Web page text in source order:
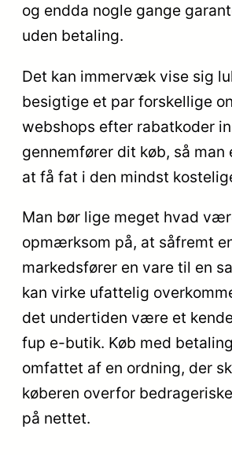
og endda nogle gange
uden betaling.
Det kan immervæk vise sig
besigtige et par forskellige
webshops efter rabatkoder
gennemfører dit køb, så man
at få fat i den mindst
Man bør lige meget hvad
opmærksom på, at såfremt
markedsfører en vare til en
kan virke ufattelig
det undertiden være et
fup e-butik. Køb med
omfattet af en ordning, der
køberen overfor
på nettet.